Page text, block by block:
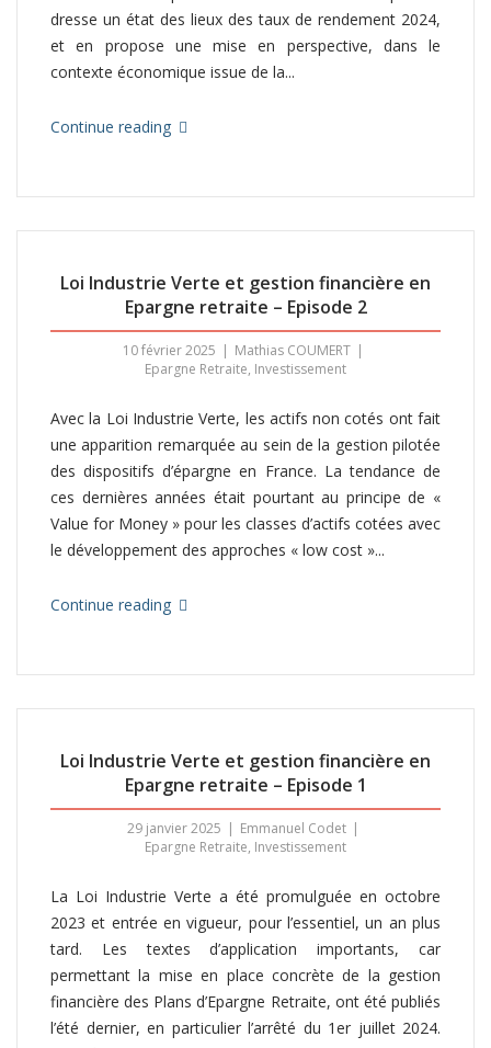
dresse un état des lieux des taux de rendement 2024,
et en propose une mise en perspective, dans le
contexte économique issue de la...
Continue reading
Loi Industrie Verte et gestion financière en
Epargne retraite – Episode 2
10 février 2025
Mathias COUMERT
Epargne Retraite, Investissement
Avec la Loi Industrie Verte, les actifs non cotés ont fait
une apparition remarquée au sein de la gestion pilotée
des dispositifs d’épargne en France. La tendance de
ces dernières années était pourtant au principe de «
Value for Money » pour les classes d’actifs cotées avec
le développement des approches « low cost »...
Continue reading
Loi Industrie Verte et gestion financière en
Epargne retraite – Episode 1
29 janvier 2025
Emmanuel Codet
Epargne Retraite, Investissement
La Loi Industrie Verte a été promulguée en octobre
2023 et entrée en vigueur, pour l’essentiel, un an plus
tard. Les textes d’application importants, car
permettant la mise en place concrète de la gestion
financière des Plans d’Epargne Retraite, ont été publiés
l’été dernier, en particulier l’arrêté du 1er juillet 2024.